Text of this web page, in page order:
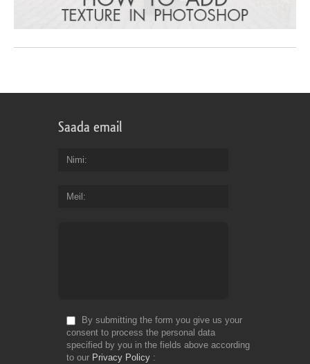
Saada email
Nimi
Meil
By submitting the form you give us your
consent to process the personal data
specified by you in the fields above according
to our Privacy Policy